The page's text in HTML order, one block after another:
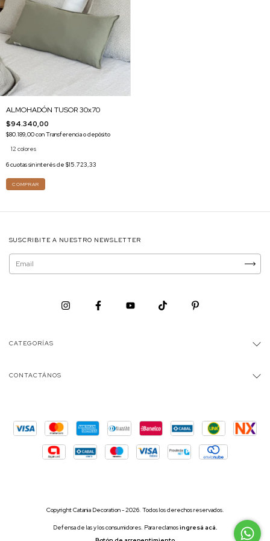
ALMOHADÓN TUSOR 30x70
$94.340,00
$80.189,00conTransferencia o depósito
12 colores
6cuotas sin interés de $15.723,33
COMPRAR
SUSCRIBITE A NUESTRO NEWSLETTER
CATEGORÍAS
CONTACTÁNOS
Copyright Catania Decoration - 2026. Todos los derechos reservados.
Defensa de las y los consumidores. Para reclamosingresá acá.